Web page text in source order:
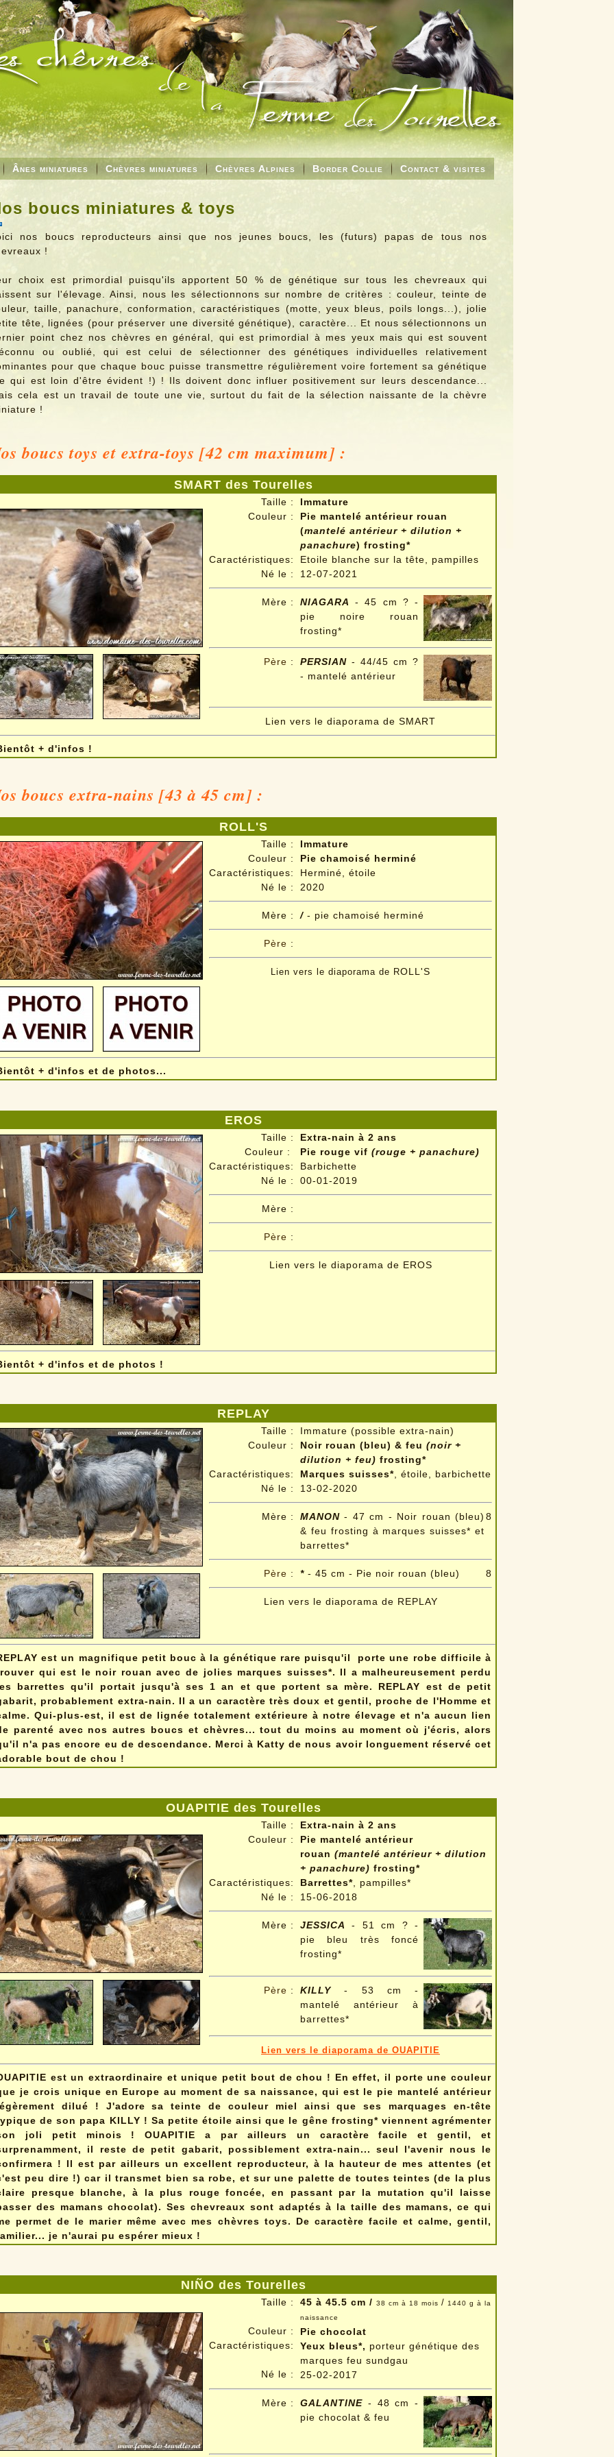
Ânes miniatures Chèvres miniatures Chèvres Alpines Border Collie Contact & visites
boucs miniatures & toys
nos boucs reproducteurs ainsi que nos jeunes boucs, les (futurs) papas de tous nos
!
choix est primordial puisqu'ils apportent 50 % de génétique sur tous les chevreaux qui
sur l'élevage. Ainsi, nous les sélectionnons sur nombre de critères : couleur, teinte de
taille, panachure, conformation, caractéristiques (motte, yeux bleus, poils longs...), jolie
tête, lignées (pour préserver une diversité génétique), caractère... Et nous sélectionnons un
point chez nos chèvres en général, qui est primordial à mes yeux mais qui est souvent
ou oublié, qui est celui de sélectionner des génétiques individuelles relativement
pour que chaque bouc puisse transmettre régulièrement voire fortement sa génétique
qui est loin d'être évident !) ! Ils doivent donc influer positivement sur leurs descendance...
cela est un travail de toute une vie, surtout du fait de la sélection naissante de la chèvre
!
boucs toys et extra-toys [42 cm maximum] :
SMART des Tourelles
Taille :
Couleur :
Caractéristiques:
Né le :
Immature
Pie mantelé antérieur rouan
(mantelé antérieur + dilution +
panachure) frosting*
Etoile blanche sur la tête, pampilles
12-07-2021
Mère : NIAGARA
- 45 cm ? -
pie noire rouan
frosting*
Père : PERSIAN - 44/45 cm ?
- mantelé antérieur
Lien vers le diaporama de SMART
+ d'infos !
boucs extra-nains [43 à 45 cm] :
ROLL'S
Taille :
Couleur :
Caractéristiques:
Né le :
Immature
Pie chamoisé herminé
Herminé, étoile
2020
Mère : / - pie chamoisé herminé
Père :
Lien vers le diaporama de ROLL'S
+ d'infos et de photos...
EROS
Taille :
Couleur :
Caractéristiques:
Né le :
Extra-nain à 2 ans
Pie rouge vif (rouge + panachure)
Barbichette
00-01-2019
Mère :
Père :
Lien vers le diaporama de EROS
+ d'infos et de photos !
REPLAY
Taille :
Couleur :
Caractéristiques:
Né le :
Immature (possible extra-nain)
Noir rouan (bleu) & feu (noir +
dilution + feu) frosting*
Marques suisses* , étoile, barbichette
13-02-2020
Mère : MANON - 47 cm - Noir rouan (bleu)
& feu frosting à marques suisses* et
barrettes*
8
Père : * - 45 cm - Pie noir rouan (bleu) 8
Lien vers le diaporama de REPLAY
est un magnifique petit bouc à la génétique rare puisqu'il porte une robe difficile à
qui est le noir rouan avec de jolies marques suisses*. Il a malheureusement perdu
barrettes qu'il portait jusqu'à ses 1 an et que portent sa mère. REPLAY est de petit
probablement extra-nain. Il a un caractère très doux et gentil, proche de l'Homme et
Qui-plus-est, il est de lignée totalement extérieure à notre élevage et n'a aucun lien
parenté avec nos autres boucs et chèvres... tout du moins au moment où j'écris, alors
n'a pas encore eu de descendance. Merci à Katty de nous avoir longuement réservé cet
bout de chou !
OUAPITIE des Tourelles
Taille :
Couleur :
Caractéristiques:
Né le :
Extra-nain à 2 ans
Pie mantelé antérieur
rouan (mantelé antérieur + dilution
+ panachure) frosting*
Barrettes* , pampilles*
15-06-2018
Mère : JESSICA
- 51 cm ? -
pie bleu très foncé
frosting*
Père : KILLY - 53 cm -
mantelé antérieur à
barrettes*
Lien vers le diaporama de OUAPITIE
est un extraordinaire et unique petit bout de chou ! En effet, il porte une couleur
je crois unique en Europe au moment de sa naissance, qui est le pie mantelé antérieur
dilué ! J'adore sa teinte de couleur miel ainsi que ses marquages en-tête
de son papa KILLY ! Sa petite étoile ainsi que le gêne frosting* viennent agrémenter
joli petit minois ! OUAPITIE a par ailleurs un caractère facile et gentil, et
il reste de petit gabarit, possiblement extra-nain... seul l'avenir nous le
! Il est par ailleurs un excellent reproducteur, à la hauteur de mes attentes (et
peu dire !) car il transmet bien sa robe, et sur une palette de toutes teintes (de la plus
presque blanche, à la plus rouge foncée, en passant par la mutation qu'il laisse
des mamans chocolat). Ses chevreaux sont adaptés à la taille des mamans, ce qui
permet de le marier même avec mes chèvres toys. De caractère facile et calme, gentil,
je n'aurai pu espérer mieux !
NIÑO des Tourelles
Taille :
Couleur :
Caractéristiques:
Né le :
45 à 45.5 cm / 38 cm à 18 mois / 1440 g à la
naissance
Pie chocolat
Yeux bleus*, porteur génétique des
marques feu sundgau
25-02-2017
Mère : GALANTINE - 48 cm -
pie chocolat & feu